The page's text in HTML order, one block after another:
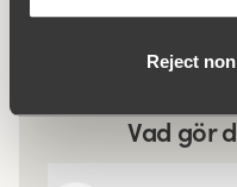
Reject
Tvättinstruktioner:
Vad gör